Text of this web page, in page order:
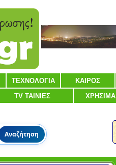
ΤΕΧΝΟΛΟΓΙΑ ΚΑΙΡΟΣ
TV ΤΑΙΝΙΕΣ ΧΡΗΣΙΜΑ
Αναζήτηση